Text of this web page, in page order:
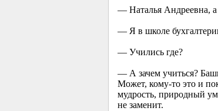
— Наталья Андреевна, а
— Я в школе
— Учились где?
— А зачем учиться?
Может, кому-то это и
мудрость, природный
не заменит.